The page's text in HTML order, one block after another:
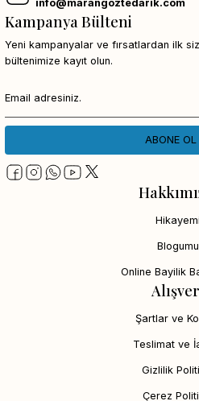
info@marangoztedarik.com
Online Bayilik
Şartlar ve
Teslimat ve
Gizlilik
Çerez
Kampanya Bülteni
Yeni kampanyalar ve fırsatlardan ilk
bültenimize kayıt olun.
ABONE OL